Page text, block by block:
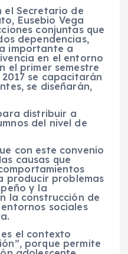
el Secretario de
Eusebio Vega
conjuntas que
dependencias,
importante a
en el entorno
el primer semestre
se capacitarán
se diseñarán,
distribuir a
del nivel de
con este convenio
causas que
producir problemas
y la
la construcción de
sociales
el contexto
porque permite